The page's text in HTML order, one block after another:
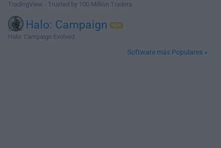
TradingView - Trusted by 100 Million Traders
Halo: Campaign
Halo: Campaign Evolved
Software más Populares »